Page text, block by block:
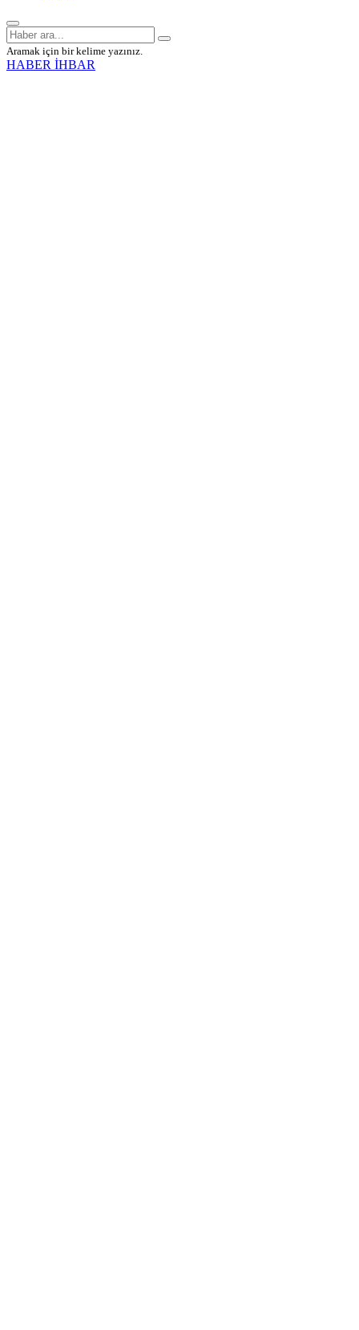
Aramak için bir kelime yazınız.
HABER İHBAR